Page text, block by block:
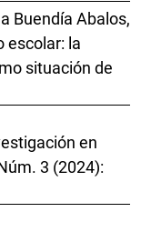
Buendía Abalos,
escolar: la
situación de
en
3 (2024):